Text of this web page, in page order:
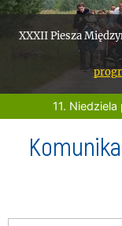
XXXII Piesza
11.